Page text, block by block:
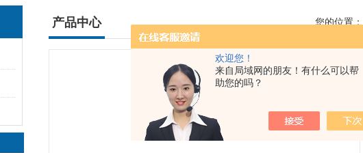
欢迎您！
来自局域网的朋友！有什么可以帮
助您的吗？
产品中心 您的位置：